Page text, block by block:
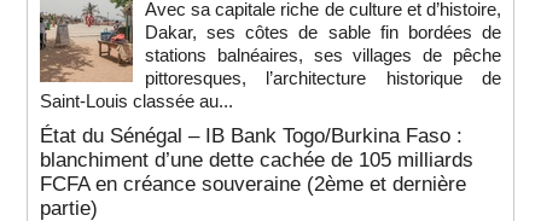
Avec sa capitale riche de culture et d’histoire,
Dakar, ses côtes de sable fin bordées de
stations balnéaires, ses villages de pêche
pittoresques, l’architecture historique de
Saint-Louis classée au...
État du Sénégal – IB Bank Togo/Burkina Faso :
blanchiment d’une dette cachée de 105 milliards
FCFA en créance souveraine (2ème et dernière
partie)